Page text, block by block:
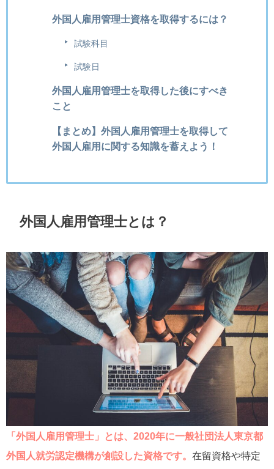
外国人雇用管理士資格を取得するには？
試験科目
試験日
外国人雇用管理士を取得した後にすべき
こと
【まとめ】外国人雇用管理士を取得して
外国人雇用に関する知識を蓄えよう！
外国人雇用管理士とは？
「外国人雇用管理士」とは、2020年に一般社団法人東京都
外国人就労認定機構が創設した資格です。 在留資格や特定